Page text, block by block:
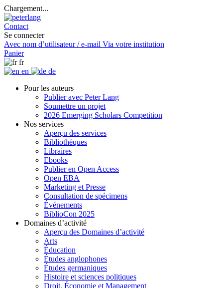
Chargement...
Contact
Se connecter
Avec nom d’utilisateur / e-mail Via votre institution
Panier
fr
en
de
Pour les auteurs
Publier avec Peter Lang
Soumettre un projet
2026 Emerging Scholars Competition
Nos services
Aperçu des services
Bibliothèques
Libraires
Ebooks
Publier en Open Access
Open EBA
Marketing et Presse
Consultation de spécimens
Événements
BiblioCon 2025
Domaines d’activité
Aperçu des Domaines d’activité
Arts
Éducation
Études anglophones
Études germaniques
Histoire et sciences politiques
Droit, Économie et Management